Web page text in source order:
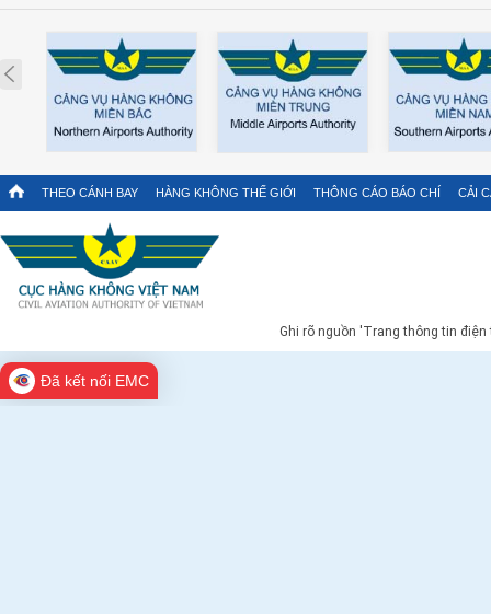
Prev
THEO CÁNH BAY HÀNG KHÔNG THẾ GIỚI THÔNG CÁO BÁO CHÍ CẢI
Ghi rõ nguồn 'Trang thông tin
Đã kết nối EMC